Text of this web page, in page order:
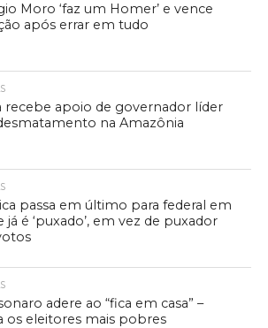
Moro ‘faz um Homer’ e vence
após errar em tudo
recebe apoio de governador líder
na Amazônia
passa em último para federal em
já é ‘puxado’, em vez de puxador
adere ao “fica em casa” –
os eleitores mais pobres